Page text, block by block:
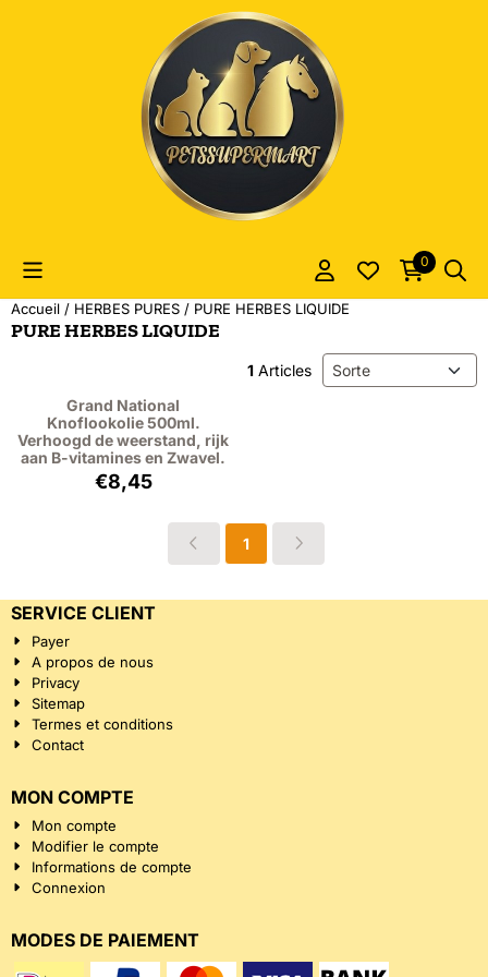
Les préférences de cookies sont actuellement fermées.
0
Accueil / HERBES PURES / PURE HERBES LIQUIDE
PURE HERBES LIQUIDE
1 Articles Méthode de tri
Grand National
Knoflookolie 500ml.
Verhoogd de weerstand, rijk
aan B-vitamines en Zwavel.
Prix: 8,45, hors TVA : 7,75
€8,45
1
SERVICE CLIENT
Payer
A propos de nous
Privacy
Sitemap
Termes et conditions
Contact
MON COMPTE
Mon compte
Modifier le compte
Informations de compte
Connexion
MODES DE PAIEMENT